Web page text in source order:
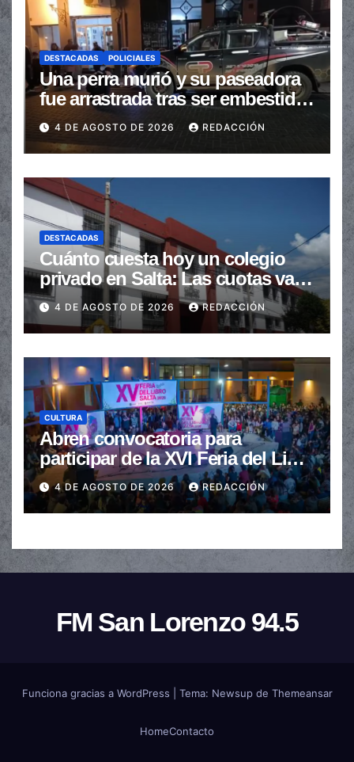
DESTACADAS POLICIALES
Una perra murió y su paseadora
fue arrastrada tras ser embestidas
en la senda peatonal
4 DE AGOSTO DE 2026 REDACCIÓN
DESTACADAS
Cuánto cuesta hoy un colegio
privado en Salta: Las cuotas van
de $110.000 a más de $600.000
4 DE AGOSTO DE 2026 REDACCIÓN
CULTURA
Abren convocatoria para
participar de la XVI Feria del Libro
de Salta
4 DE AGOSTO DE 2026 REDACCIÓN
FM San Lorenzo 94.5
Funciona gracias a WordPress Tema: Newsupde Themeansar
HomeContacto